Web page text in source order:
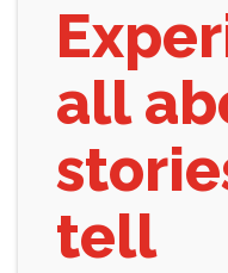
all
tell